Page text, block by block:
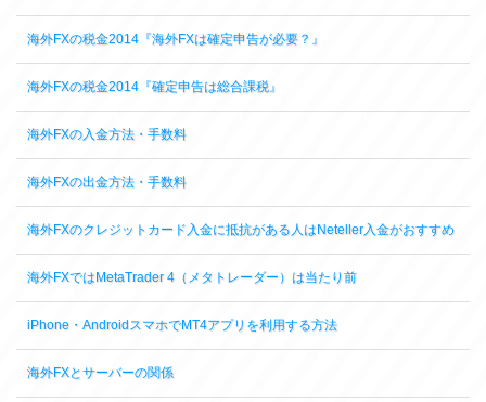
海外FXの税金2014『海外FXは確定申告が必要？』
海外FXの税金2014『確定申告は総合課税』
海外FXの入金方法・手数料
海外FXの出金方法・手数料
海外FXのクレジットカード入金に抵抗がある人はNeteller入金がおすすめ
海外FXではMetaTrader 4（メタトレーダー）は当たり前
iPhone・AndroidスマホでMT4アプリを利用する方法
海外FXとサーバーの関係